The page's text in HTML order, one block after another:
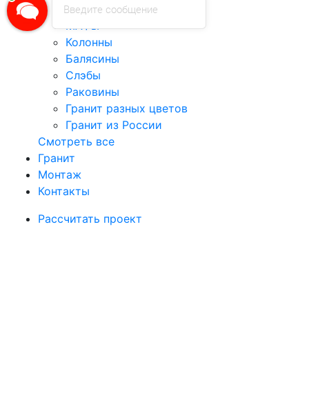
Лестницы
МАФы
Колонны
Балясины
Слэбы
Раковины
Гранит разных цветов
Гранит из России
Смотреть все
Гранит
Монтаж
Контакты
Рассчитать проект
Введите сообщение